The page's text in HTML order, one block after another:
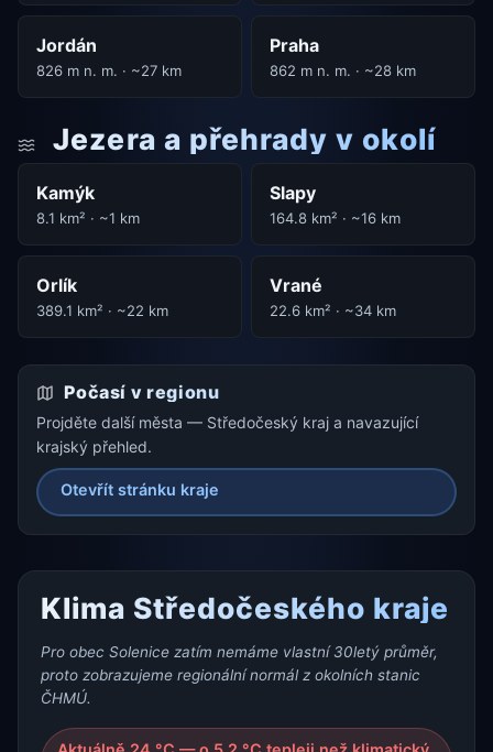
Jordán
826 m n. m. · ~27 km
Praha
862 m n. m. · ~28 km
Jezera a přehrady v okolí
Kamýk
8.1 km² · ~1 km
Slapy
164.8 km² · ~16 km
Orlík
389.1 km² · ~22 km
Vrané
22.6 km² · ~34 km
Počasí v regionu
Projděte další města — Středočeský kraj a navazující
krajský přehled.
Otevřít stránku kraje
Klima Středočeského kraje
Pro obec Solenice zatím nemáme vlastní 30letý průměr,
proto zobrazujeme regionální normál z okolních stanic
ČHMÚ.